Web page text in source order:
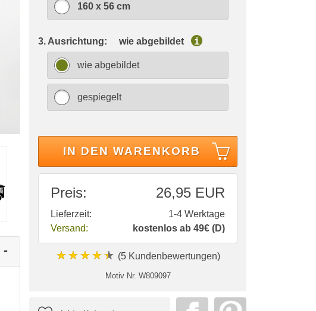
160 x 56 cm
3. Ausrichtung: wie abgebildet i
wie abgebildet
gespiegelt
IN DEN WARENKORB
Preis: 26,95 EUR
Lieferzeit:
1-4 Werktage
Versand:
kostenlos ab 49€ (D)
★★★★★ (5 Kundenbewertungen)
Motiv Nr. W809097